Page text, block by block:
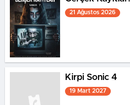
21 Ağustos 2026
Kirpi Sonic 4
19 Mart 2027